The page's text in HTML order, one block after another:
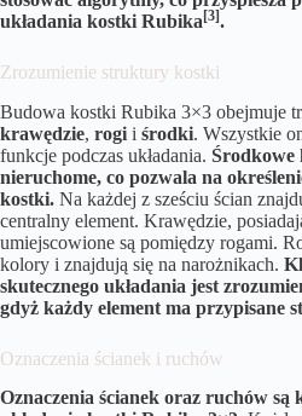
układania kostki Rubika[3].
Zrozumienie struktury kostki
Budowa kostki Rubika 3×3 obejmuje
krawędzie, rogi i środki. Wszystkie
funkcje podczas układania. Środkowe
nieruchome, co pozwala na
kostki. Na każdej z sześciu ścian
centralny element. Krawędzie,
umiejscowione są pomiędzy rogami.
kolory i znajdują się na narożnikach.
skutecznego układania jest
gdyż każdy element ma przypisane
Oznaczenia ścianek i ruchów
Oznaczenia ścianek oraz ruchów są